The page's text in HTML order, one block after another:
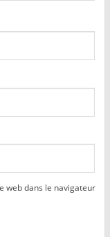
web dans le navigateur